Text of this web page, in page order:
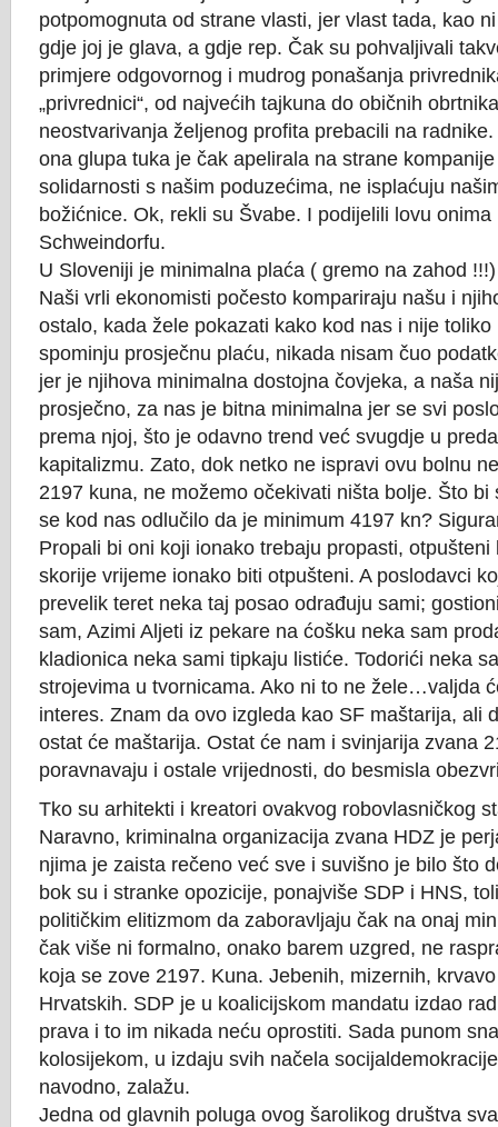
potpomognuta od strane vlasti, jer vlast tada, kao
gdje joj je glava, a gdje rep. Čak su pohvaljivali
primjere odgovornog i mudrog ponašanja
„privrednici“, od najvećih tajkuna do običnih
neostvarivanja željenog profita prebacili na
ona glupa tuka je čak apelirala na strane
solidarnosti s našim poduzećima, ne isplaćuju
božićnice. Ok, rekli su Švabe. I podijelili lovu
Schweindorfu.
U Sloveniji je minimalna plaća ( gremo na zahod
Naši vrli ekonomisti počesto kompariraju našu i
ostalo, kada žele pokazati kako kod nas i nije toliko
spominju prosječnu plaću, nikada nisam čuo
jer je njihova minimalna dostojna čovjeka, a naša
prosječno, za nas je bitna minimalna jer se svi
prema njoj, što je odavno trend već svugdje u
kapitalizmu. Zato, dok netko ne ispravi ovu bolnu
2197 kuna, ne možemo očekivati ništa bolje. Što bi
se kod nas odlučilo da je minimum 4197 kn?
Propali bi oni koji ionako trebaju propasti,
skorije vrijeme ionako biti otpušteni. A poslodavci
prevelik teret neka taj posao odrađuju sami;
sam, Azimi Aljeti iz pekare na ćošku neka sam
kladionica neka sami tipkaju listiće. Todorići neka
strojevima u tvornicama. Ako ni to ne žele…valjda
interes. Znam da ovo izgleda kao SF maštarija, ali
ostat će maštarija. Ostat će nam i svinjarija zvana
poravnavaju i ostale vrijednosti, do besmisla
Tko su arhitekti i kreatori ovakvog robovlasničkog
Naravno, kriminalna organizacija zvana HDZ je
njima je zaista rečeno već sve i suvišno je bilo što
bok su i stranke opozicije, ponajviše SDP i HNS,
političkim elitizmom da zaboravljaju čak na onaj
čak više ni formalno, onako barem uzgred, ne
koja se zove 2197. Kuna. Jebenih, mizernih,
Hrvatskih. SDP je u koalicijskom mandatu izdao
prava i to im nikada neću oprostiti. Sada punom
kolosijekom, u izdaju svih načela
navodno, zalažu.
Jedna od glavnih poluga ovog šarolikog društva